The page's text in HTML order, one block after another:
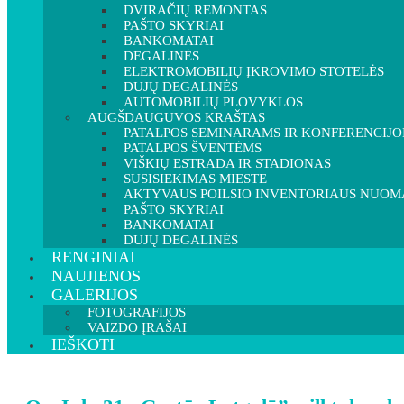
DVIRAČIŲ REMONTAS
PAŠTO SKYRIAI
BANKOMATAI
DEGALINĖS
ELEKTROMOBILIŲ ĮKROVIMO STOTELĖS
DUJŲ DEGALINĖS
AUTOMOBILIŲ PLOVYKLOS
AUGŠDAUGUVOS KRAŠTAS
PATALPOS SEMINARAMS IR
PATALPOS ŠVENTĖMS
VIŠKIŲ ESTRADA IR STADIONAS
SUSISIEKIMAS MIESTE
AKTYVAUS POILSIO INVENTORIAUS
PAŠTO SKYRIAI
BANKOMATAI
DUJŲ DEGALINĖS
RENGINIAI
NAUJIENOS
GALERIJOS
FOTOGRAFIJOS
VAIZDO ĮRAŠAI
IEŠKOTI